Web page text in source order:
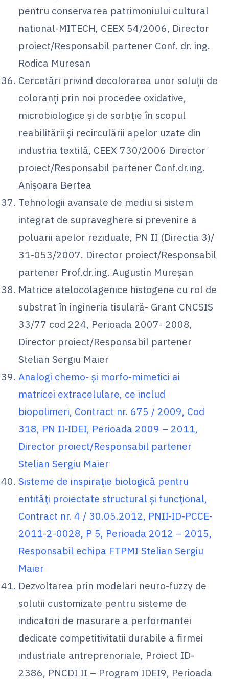
pentru conservarea patrimoniului cultural
national-MITECH, CEEX 54/2006, Director
proiect/Responsabil partener Conf. dr. ing.
Rodica Muresan
Cercetări privind decolorarea unor soluţii de
coloranţi prin noi procedee oxidative,
microbiologice şi de sorbţie în scopul
reabilitării şi recirculării apelor uzate din
industria textilă, CEEX 730/2006 Director
proiect/Responsabil partener Conf.dr.ing.
Anișoara Bertea
Tehnologii avansate de mediu si sistem
integrat de supraveghere si prevenire a
poluarii apelor reziduale, PN II (Directia 3)/
31-053/2007. Director proiect/Responsabil
partener Prof.dr.ing. Augustin Mureșan
Matrice atelocolagenice histogene cu rol de
substrat în ingineria tisulară- Grant CNCSIS
33/77 cod 224, Perioada 2007- 2008,
Director proiect/Responsabil partener
Stelian Sergiu Maier
Analogi chemo- şi morfo-mimetici ai
matricei extracelulare, ce includ
biopolimeri, Contract nr. 675 / 2009, Cod
318, PN II-IDEI, Perioada 2009 – 2011,
Director proiect/Responsabil partener
Stelian Sergiu Maier
Sisteme de inspiraţie biologică pentru
entităţi proiectate structural şi funcţional,
Contract nr. 4 / 30.05.2012, PNII-ID-PCCE-
2011-2-0028, P 5, Perioada 2012 – 2015,
Responsabil echipa FTPMI Stelian Sergiu
Maier
Dezvoltarea prin modelari neuro-fuzzy de
solutii customizate pentru sisteme de
indicatori de masurare a performantei
dedicate competitivitatii durabile a firmei
industriale antreprenoriale, Proiect ID-
2386, PNCDI II – Program IDEI9, Perioada